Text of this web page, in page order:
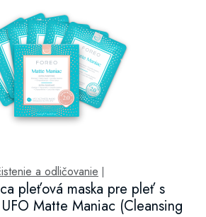
a odličovanie
pleťová maska pre pleť s
Matte Maniac (Cleansing